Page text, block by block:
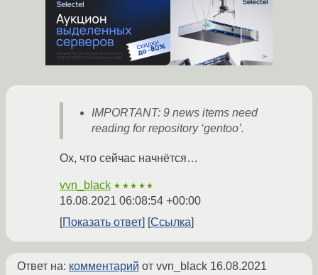
IMPORTANT: 9 news items need
reading for repository ‘gentoo’.
Ох, что сейчас начнётся…
vvn_black ★★★★★
16.08.2021 06:08:54 +00:00
Показать ответ
Ссылка
Ответ на: комментарий от vvn_black 16.08.2021